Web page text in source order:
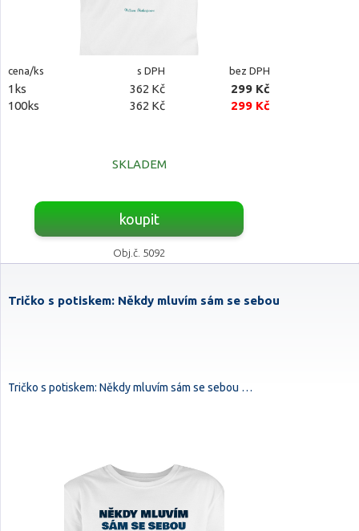
cena/ks s DPH bez DPH
1ks 362 Kč
299 Kč
100ks
362 Kč 299 Kč
SKLADEM
koupit
Obj.č. 5092
Tričko s potiskem: Někdy mluvím sám se sebou
Tričko s potiskem: Někdy mluvím sám se sebou …